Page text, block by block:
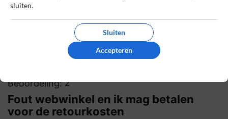
24 mei 2023, 12:14
Beoordeling: 2
Fout webwinkel en ik mag betalen
voor de retourkosten
sluiten.
Sluiten
Accepteren